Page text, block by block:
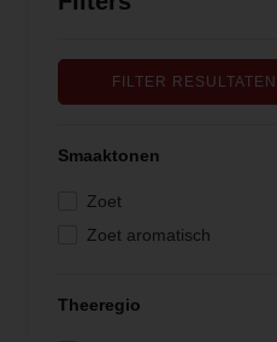
FILTER RESULTATEN
Smaaktonen
Zoet
Zoet aromatisch
Theeregio